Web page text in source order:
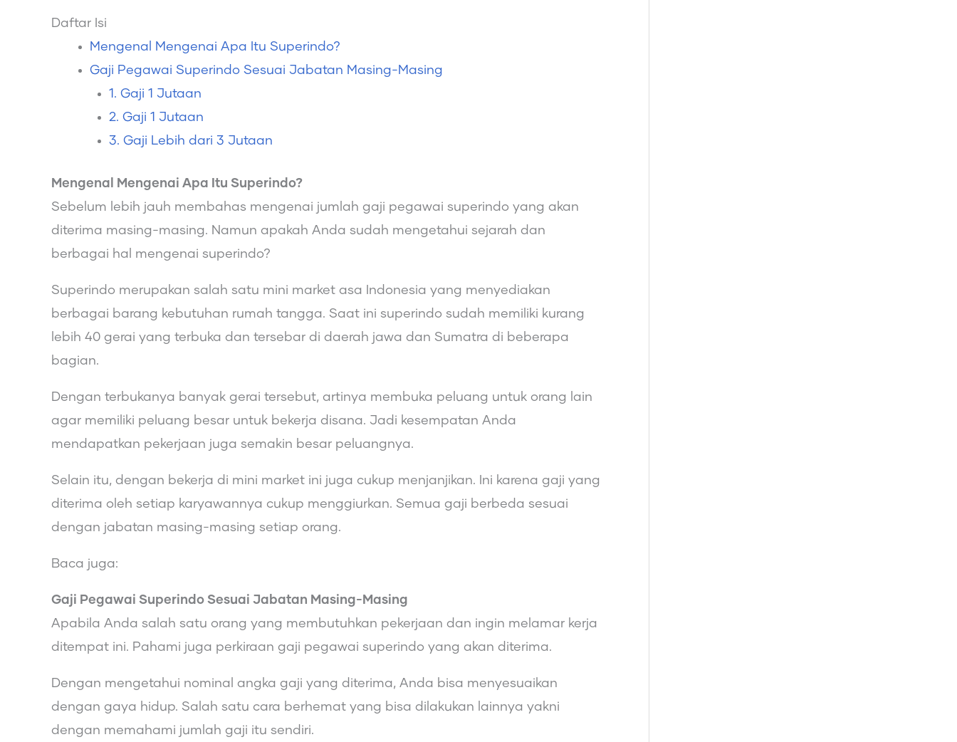
Daftar Isi
Mengenal Mengenai Apa Itu Superindo?
Gaji Pegawai Superindo Sesuai Jabatan Masing-Masing
1. Gaji 1 Jutaan
2. Gaji 1 Jutaan
3. Gaji Lebih dari 3 Jutaan
Mengenal Mengenai Apa Itu Superindo?
Sebelum lebih jauh membahas mengenai jumlah gaji pegawai superindo yang akan
diterima masing-masing. Namun apakah Anda sudah mengetahui sejarah dan
berbagai hal mengenai superindo?
Superindo merupakan salah satu mini market asa Indonesia yang menyediakan
berbagai barang kebutuhan rumah tangga. Saat ini superindo sudah memiliki kurang
lebih 40 gerai yang terbuka dan tersebar di daerah jawa dan Sumatra di beberapa
bagian.
Dengan terbukanya banyak gerai tersebut, artinya membuka peluang untuk orang lain
agar memiliki peluang besar untuk bekerja disana. Jadi kesempatan Anda
mendapatkan pekerjaan juga semakin besar peluangnya.
Selain itu, dengan bekerja di mini market ini juga cukup menjanjikan. Ini karena gaji yang
diterima oleh setiap karyawannya cukup menggiurkan. Semua gaji berbeda sesuai
dengan jabatan masing-masing setiap orang.
Baca juga:
Gaji Pegawai Superindo Sesuai Jabatan Masing-Masing
Apabila Anda salah satu orang yang membutuhkan pekerjaan dan ingin melamar kerja
ditempat ini. Pahami juga perkiraan gaji pegawai superindo yang akan diterima.
Dengan mengetahui nominal angka gaji yang diterima, Anda bisa menyesuaikan
dengan gaya hidup. Salah satu cara berhemat yang bisa dilakukan lainnya yakni
dengan memahami jumlah gaji itu sendiri.